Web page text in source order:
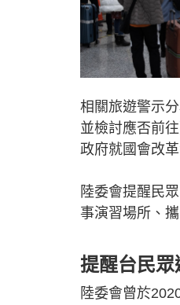
相關旅遊警示
並檢討應否前
政府就國會改
陸委會提醒民
事演習場所、
提醒台民
陸委會曾於